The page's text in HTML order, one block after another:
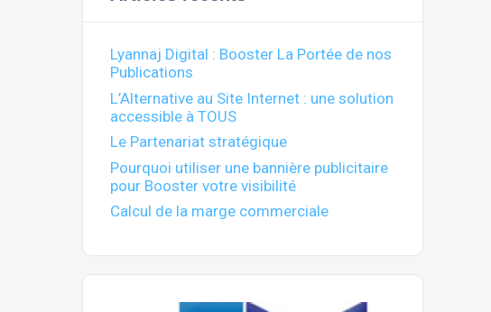
Lyannaj Digital : Booster La Portée de nos
Publications
L’Alternative au Site Internet : une solution
accessible à TOUS
Le Partenariat stratégique
Pourquoi utiliser une bannière publicitaire
pour Booster votre visibilité
Calcul de la marge commerciale